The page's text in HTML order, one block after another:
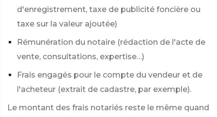
d'enregistrement, taxe de publicité foncière ou
taxe sur la valeur ajoutée)
Rémunération du notaire (rédaction de l'acte de
vente, consultations, expertise…)
Frais engagés pour le compte du vendeur et de
l'acheteur (extrait de cadastre, par exemple).
Le montant des frais notariés reste le même quand